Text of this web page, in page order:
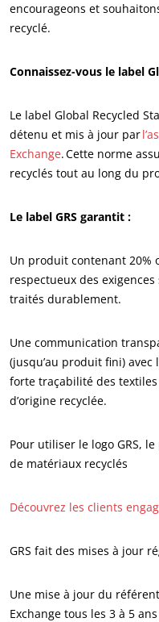
Agir via nos prestations
S’investir pour notre
Innover avec notre
encourageons et
recyclé.
Connaissez-vous le label
Le label Global Recycled
détenu et mis à jour par
Exchange. Cette norme
recyclés tout au long du
Le label GRS garantit :
Un produit contenant 20%
respectueux des
traités durablement.
Une communication
(jusqu’au produit fini)
forte traçabilité des
d’origine recyclée.
Pour utiliser le logo GRS,
de matériaux recyclés
Découvrez les clients
GRS fait des mises à jour
Une mise à jour du
Exchange tous les 3 à 5